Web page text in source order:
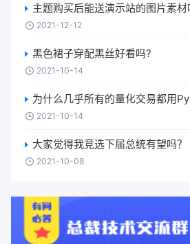
主题购买后能送演示站的图片素材
2021-12-12
黑色裙子穿配黑丝好看吗?
2021-10-14
为什么几乎所有的量化交易都用
2021-10-14
大家觉得我竞选下届总统有望吗？
2021-10-08